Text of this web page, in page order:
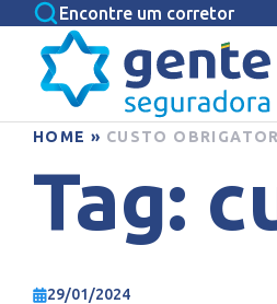
Encontre um corretor
HOME » CUSTO
Tag:
29/01/2024